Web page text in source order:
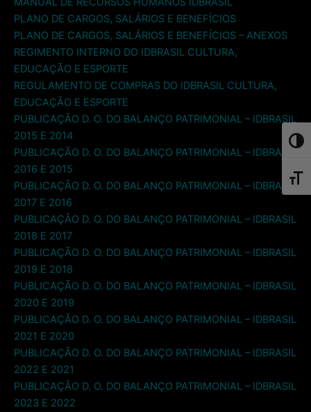
PLANO DE CARGOS, SALÁRIOS E BENEFÍCIOS
PLANO DE CARGOS, SALÁRIOS E BENEFÍCIOS – ANEXOS
REGIMENTO INTERNO DO IDBRASIL CULTURA,
EDUCAÇÃO E ESPORTE
REGULAMENTO DE COMPRAS DO IDBRASIL CULTURA,
EDUCAÇÃO E ESPORTE
PUBLICAÇÃO D. O. DO BALANÇO PATRIMONIAL – IDBRASIL
2015 E 2014
PUBLICAÇÃO D. O. DO BALANÇO PATRIMONIAL – IDBRASIL
2016 E 2015
PUBLICAÇÃO D. O. DO BALANÇO PATRIMONIAL – IDBRASIL
2017 E 2016
PUBLICAÇÃO D. O. DO BALANÇO PATRIMONIAL – IDBRASIL
2018 E 2017
PUBLICAÇÃO D. O. DO BALANÇO PATRIMONIAL – IDBRASIL
2019 E 2018
PUBLICAÇÃO D. O. DO BALANÇO PATRIMONIAL – IDBRASIL
2020 E 2019
PUBLICAÇÃO D. O. DO BALANÇO PATRIMONIAL – IDBRASIL
2021 E 2020
PUBLICAÇÃO D. O. DO BALANÇO PATRIMONIAL – IDBRASIL
2022 E 2021
PUBLICAÇÃO D. O. DO BALANÇO PATRIMONIAL – IDBRASIL
2023 E 2022